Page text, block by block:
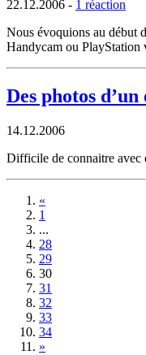
22.12.2006 - 1 réaction
Nous évoquions au début
Handycam ou PlayStation
Des photos
14.12.2006
Difficile de connaitre avec
«
1
...
28
29
30
31
32
33
34
»